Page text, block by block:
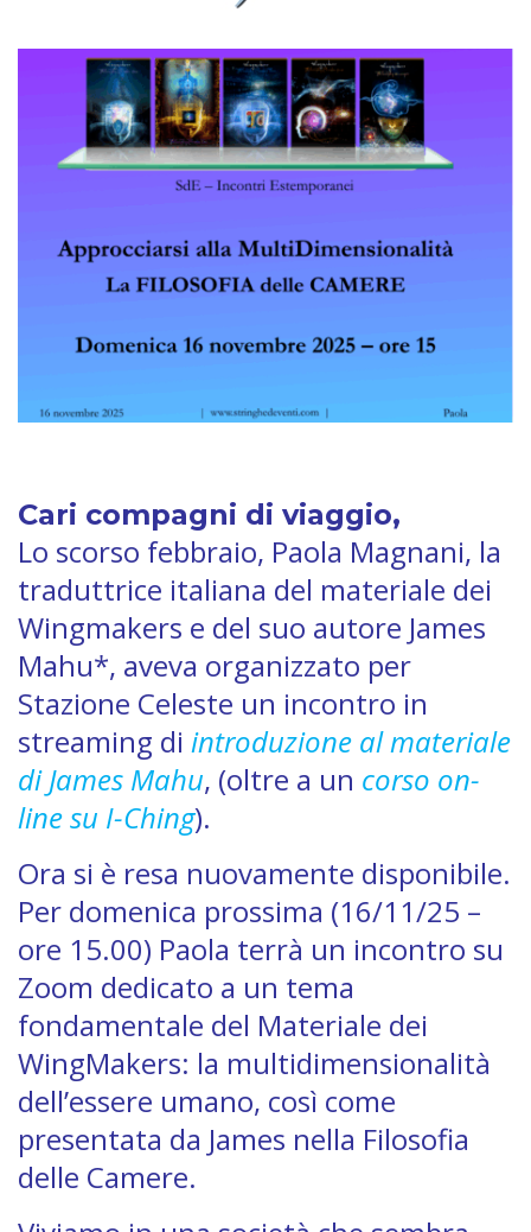
Cari compagni di viaggio,
Lo scorso febbraio, Paola Magnani, la
traduttrice italiana del materiale dei
Wingmakers e del suo autore James
Mahu*, aveva organizzato per
Stazione Celeste un incontro in
streaming di introduzione al materiale
di James Mahu, (oltre a un corso on-
line su I-Ching).
Ora si è resa nuovamente disponibile.
Per domenica prossima (16/11/25 –
ore 15.00) Paola terrà un incontro su
Zoom dedicato a un tema
fondamentale del Materiale dei
WingMakers: la multidimensionalità
dell’essere umano, così come
presentata da James nella Filosofia
delle Camere.